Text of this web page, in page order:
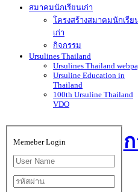
สมาคมนักเรียนเก่า
โครงสร้างสมาคมนักเรีย
เก่า
กิจกรรม
Ursulines Thailand
Ursulines Thailand
Ursuline Education in
Thailand
100th Ursuline Thailand
VDO
Memeber Login